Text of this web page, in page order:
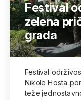
Festival
zelena
grada
Festival
Nikole Hosta
teže